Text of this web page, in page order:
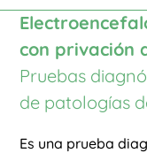
con privación
Pruebas
de patologías
Es una prueba